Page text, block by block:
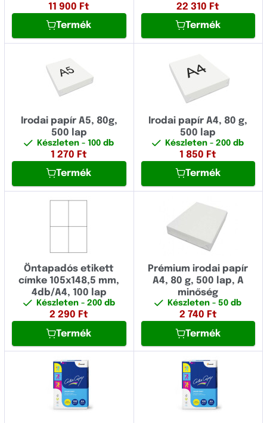
11 900 Ft
Termék
22 310 Ft
Termék
Irodai papír A5, 80g,
500 lap
Készleten- 100 db
1 270 Ft
Termék
Irodai papír A4, 80 g,
500 lap
Készleten- 200 db
1 850 Ft
Termék
Öntapadós etikett
címke 105x148,5 mm,
4db/A4, 100 lap
Készleten - 200 db
2 290 Ft
Termék
Prémium irodai papír
A4, 80 g, 500 lap, A
minőség
Készleten- 50 db
2 740 Ft
Termék